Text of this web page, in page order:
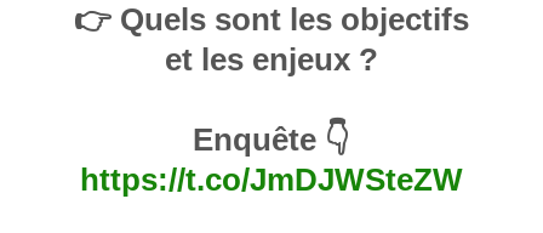
👉 Quels sont les objectifs
et les enjeux ?
Enquête 👇
https://t.co/JmDJWSteZW